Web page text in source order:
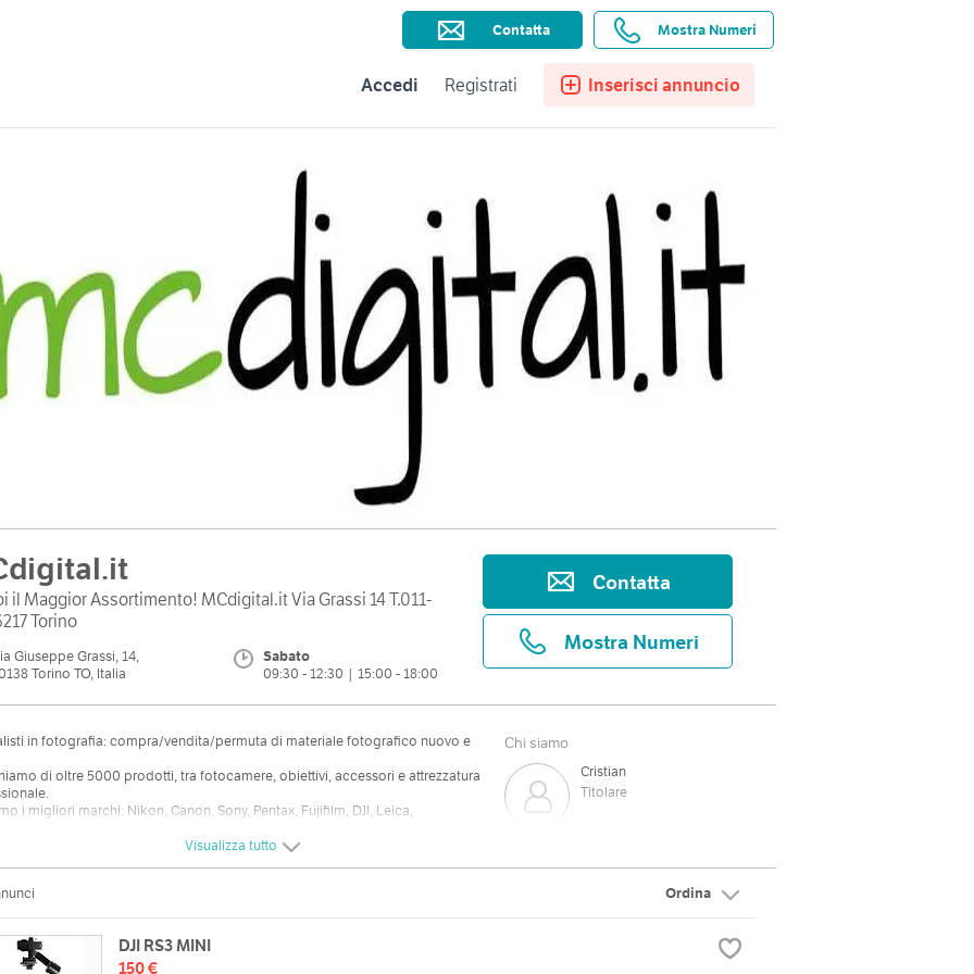
Subito per le Aziende Assistenza Ricerche salvate Preferiti
Accedi Registrati Inserisci annuncio
Contatta Mostra Numeri
il Maggior Assortimento! MCdigital.it Via Grassi 14 T.011-
Torino
Giuseppe Grassi, 14,
Torino TO, Italia
Sabato
09:30 - 12:30 | 15:00 - 18:00
Contatta
Mostra Numeri
in fotografia: compra/vendita/permuta di materiale fotografico nuovo e
di oltre 5000 prodotti, tra fotocamere, obiettivi, accessori e attrezzatura
i migliori marchi: Nikon, Canon, Sony, Pentax, Fujifilm, DJI, Leica,
qualità, convenienza e competenza, siamo il negozio giusto per te!
Chi siamo
Cristian
Titolare
Visualizza tutto
Ordina
DJI RS3 MINI
150 €